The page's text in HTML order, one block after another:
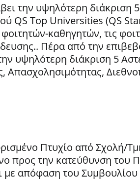
την υψηλότερη
QS Top Universities (QS
καθηγητών, τις
Πέρα από την
υψηλότερη διάκριση 5
Απασχολησιμότητας,
Πτυχίο από
προς την κατεύθυνση του
με απόφαση του